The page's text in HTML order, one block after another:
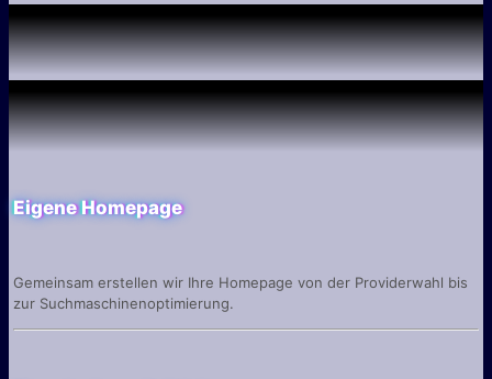
Eigene Homepage
Gemeinsam erstellen wir Ihre Homepage von der Providerwahl bis
zur Suchmaschinenoptimierung.